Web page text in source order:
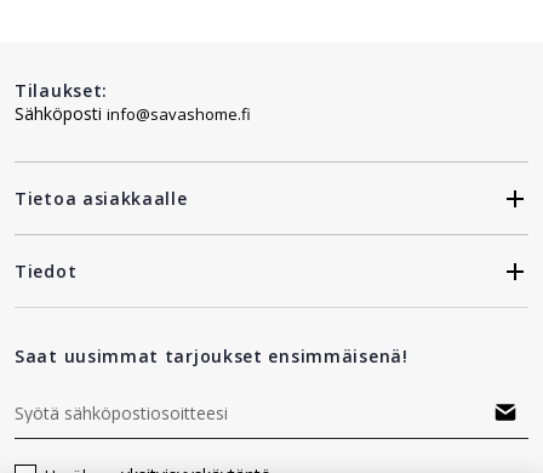
Tilaukset:
Sähköposti info@savashome.fi
Tietoa asiakkaalle
Tiedot
Saat uusimmat tarjoukset ensimmäisenä!